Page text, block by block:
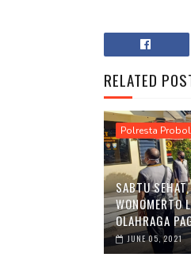
RELATED
Polresta
SABTU
WONOMERTO
OLAHRAGA
JUNE 05, 2021